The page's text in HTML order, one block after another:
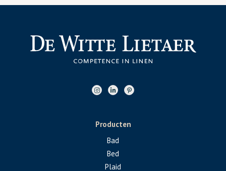
Producten
Bad
Bed
Plaid